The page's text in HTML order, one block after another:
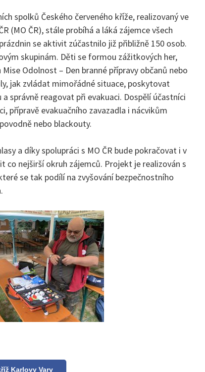
spolků Českého červeného kříže, realizovaný ve
(MO ČR), stále probíhá a láká zájemce všech
se aktivit zúčastnilo již přibližně 150 osob.
skupinám. Děti se formou zážitkových her,
Odolnost – Den branné přípravy občanů nebo
jak zvládat mimořádné situace, poskytovat
správně reagovat při evakuaci. Dospělí účastníci
přípravě evakuačního zavazadla i nácvikům
nebo blackouty.
a díky spolupráci s MO ČR bude pokračovat i v
co nejširší okruh zájemců. Projekt je realizován s
se tak podílí na zvyšování bezpečnostního
Karlovy Vary